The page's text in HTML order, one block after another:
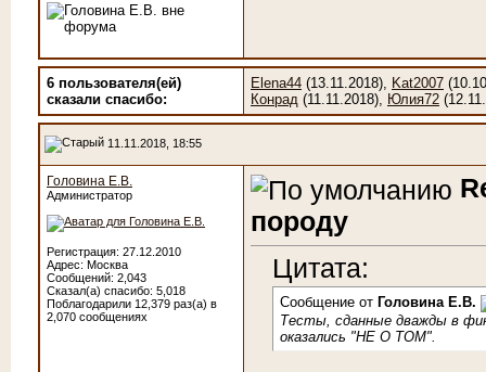
6 пользователя(ей)
сказали cпасибо:
Elena44 (13.11.2018), Kat2007
Конрад (11.11.2018), Юлия72
11.11.2018, 18:55
Головина Е.В.
Администратор
Регистрация: 27.12.2010
Адрес: Москва
Сообщений: 2,043
Сказал(а) спасибо: 5,018
Поблагодарили 12,379 раз(а) в
2,070 сообщениях
породу
Цитата:
Сообщение от Головина Е.В.
Тесты, сданные дважды в
оказались "НЕ О ТОМ".